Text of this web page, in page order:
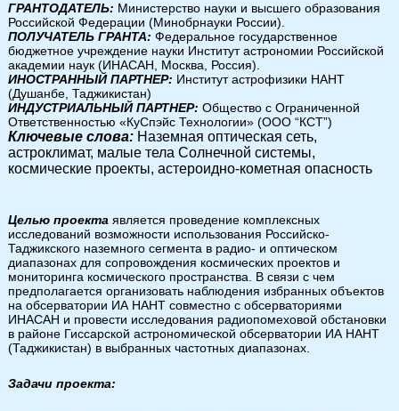
ГРАНТОДАТЕЛЬ: Министерство науки и высшего образования
Российской Федерации (Минобрнауки России).
ПОЛУЧАТЕЛЬ ГРАНТА: Федеральное государственное
бюджетное учреждение науки Институт астрономии Российской
академии наук (ИНАСАН, Москва, Россия).
ИНОСТРАННЫЙ ПАРТНЕР: Институт астрофизики НАНТ
(Душанбе, Таджикистан)
ИНДУСТРИАЛЬНЫЙ ПАРТНЕР: Общество с Ограниченной
Ответственностью «КуСпэйс Технологии» (ООО “КСТ”)
Ключевые слова: Наземная оптическая сеть,
астроклимат, малые тела Солнечной системы,
космические проекты, астероидно-кометная опасность
Целью проекта является проведение комплексных
исследований возможности использования Российско-
Таджикского наземного сегмента в радио- и оптическом
диапазонах для сопровождения космических проектов и
мониторинга космического пространства. В связи с чем
предполагается организовать наблюдения избранных объектов
на обсерватории ИА НАНТ совместно с обсерваториями
ИНАСАН и провести исследования радиопомеховой обстановки
в районе Гиссарской астрономической обсерватории ИА НАНТ
(Таджикистан) в выбранных частотных диапазонах.
Задачи проекта: